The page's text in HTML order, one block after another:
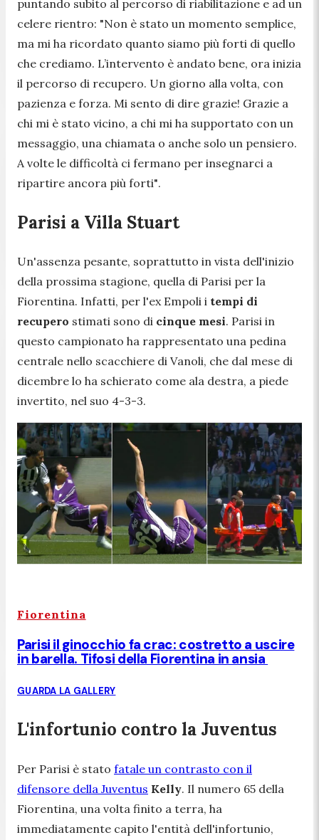
puntando subito al percorso di riabilitazione e ad un
celere rientro: "Non è stato un momento semplice,
ma mi ha ricordato quanto siamo più forti di quello
che crediamo. L’intervento è andato bene, ora inizia
il percorso di recupero. Un giorno alla volta, con
pazienza e forza. Mi sento di dire grazie! Grazie a
chi mi è stato vicino, a chi mi ha supportato con un
messaggio, una chiamata o anche solo un pensiero.
A volte le difficoltà ci fermano per insegnarci a
ripartire ancora più forti".
Parisi a Villa Stuart
Un'assenza pesante, soprattutto in vista dell'inizio
della prossima stagione, quella di Parisi per la
Fiorentina. Infatti, per l'ex Empoli i tempi di
recupero stimati sono di cinque mesi. Parisi in
questo campionato ha rappresentato una pedina
centrale nello scacchiere di Vanoli, che dal mese di
dicembre lo ha schierato come ala destra, a piede
invertito, nel suo 4-3-3.
Fiorentina
Parisi il ginocchio fa crac: costretto a uscire
in barella. Tifosi della Fiorentina in ansia
GUARDA LA GALLERY
L'infortunio contro la Juventus
Per Parisi è stato fatale un contrasto con il
difensore della Juventus Kelly. Il numero 65 della
Fiorentina, una volta finito a terra, ha
immediatamente capito l'entità dell'infortunio,